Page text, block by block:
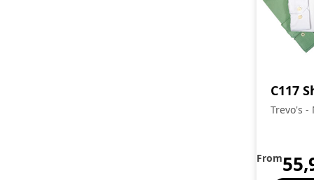
C117
Trevo's -
From